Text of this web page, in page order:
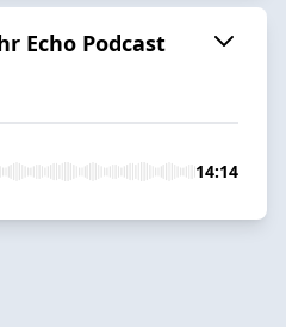
Echo Podcast
14:14